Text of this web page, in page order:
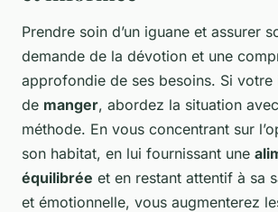
Prendre soin d’un iguane et assurer
demande de la dévotion et une
approfondie de ses besoins. Si votre
de manger, abordez la situation
méthode. En vous concentrant sur
son habitat, en lui fournissant une
équilibrée et en restant attentif à sa
et émotionnelle, vous augmenterez